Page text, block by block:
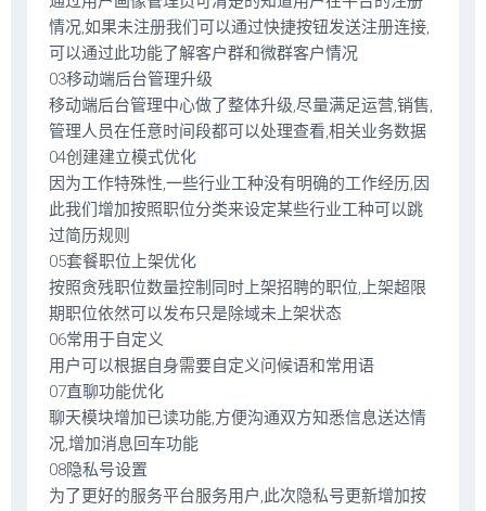
情况,如果未注册我们可以通过快捷按钮发送注册连接,
可以通过此功能了解客户群和微群客户情况
03移动端后台管理升级
移动端后台管理中心做了整体升级,尽量满足运营,销售,
管理人员在任意时间段都可以处理查看,相关业务数据
04创建建立模式优化
因为工作特殊性,一些行业工种没有明确的工作经历,因
此我们增加按照职位分类来设定某些行业工种可以跳
过简历规则
05套餐职位上架优化
按照贪残职位数量控制同时上架招聘的职位,上架超限
期职位依然可以发布只是除域未上架状态
06常用于自定义
用户可以根据自身需要自定义问候语和常用语
07直聊功能优化
聊天模块增加已读功能,方便沟通双方知悉信息送达情
况,增加消息回车功能
08隐私号设置
为了更好的服务平台服务用户,此次隐私号更新增加按